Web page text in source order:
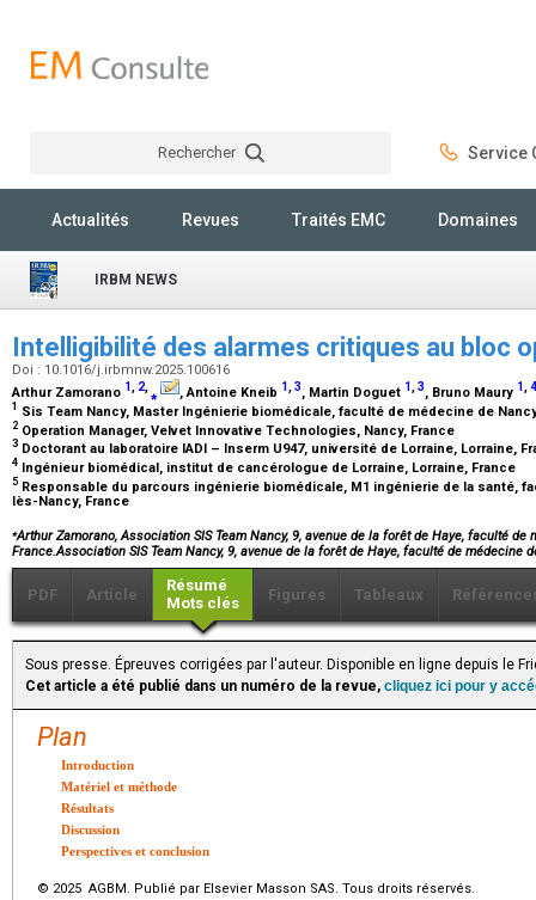
Rechercher Service
Actualités Revues Traités EMC Domaines
IRBM NEWS
Intelligibilité des alarmes critiques au bloc
Doi : 10.1016/j.irbmnw.2025.100616
Arthur Zamorano 1, 2,⁎ , Antoine Kneib 1,3, Martin Doguet 1,3, Bruno Maury 1,4
1 Sis Team Nancy, Master Ingénierie biomédicale, faculté de médecine de
2 Operation Manager, Velvet Innovative Technologies, Nancy, France
3 Doctorant au laboratoire IADI – Inserm U947, université de Lorraine, Lorraine,
4 Ingénieur biomédical, institut de cancérologue de Lorraine, Lorraine, France
5 Responsable du parcours ingénierie biomédicale, M1 ingénierie de la santé,
lès-Nancy, France
⁎Arthur Zamorano, Association SIS Team Nancy, 9, avenue de la forêt de Haye, faculté
France.Association SIS Team Nancy, 9, avenue de la forêt de Haye, faculté de médecine
PDF Article
Résumé
Mots clés
Figures Tableaux
Sous presse. Épreuves corrigées par l'auteur. Disponible en ligne depuis le
Cet article a été publié dans un numéro de la revue, cliquez ici pour y
Plan
Introduction
Matériel et méthode
Résultats
Discussion
Perspectives et conclusion
© 2025 AGBM. Publié par Elsevier Masson SAS. Tous droits réservés.